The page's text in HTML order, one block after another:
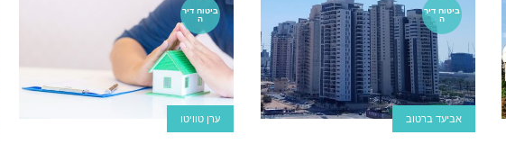
ביטוח דיר
ה
אביעד ברטוב
ביטוח דיר
ה
ערן טוויטו